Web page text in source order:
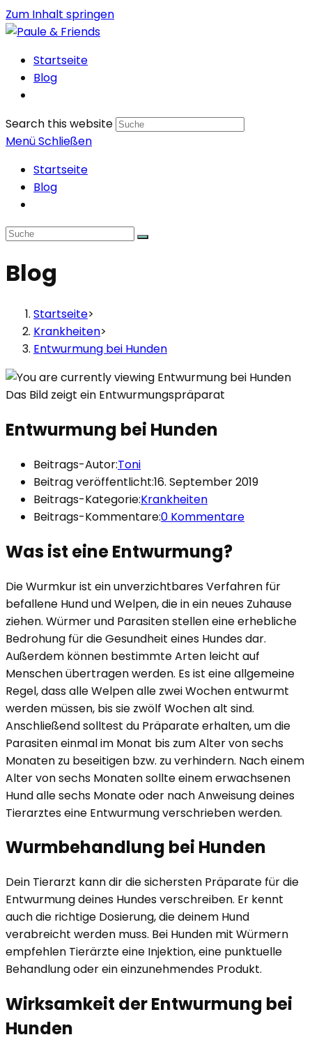
Zum Inhalt springen
Startseite
Blog
Search this website
MenüSchließen
Startseite
Blog
Blog
Startseite>
Krankheiten>
Entwurmung bei Hunden
Das Bild zeigt ein Entwurmungspräparat
Entwurmung bei Hunden
Beitrags-Autor:Toni
Beitrag veröffentlicht:16. September 2019
Beitrags-Kategorie:Krankheiten
Beitrags-Kommentare:0 Kommentare
Was ist eine Entwurmung?
Die Wurmkur ist ein unverzichtbares Verfahren für
befallene Hund und Welpen, die in ein neues Zuhause
ziehen. Würmer und Parasiten stellen eine erhebliche
Bedrohung für die Gesundheit eines Hundes dar.
Außerdem können bestimmte Arten leicht auf
Menschen übertragen werden. Es ist eine allgemeine
Regel, dass alle Welpen alle zwei Wochen entwurmt
werden müssen, bis sie zwölf Wochen alt sind.
Anschließend solltest du Präparate erhalten, um die
Parasiten einmal im Monat bis zum Alter von sechs
Monaten zu beseitigen bzw. zu verhindern. Nach einem
Alter von sechs Monaten sollte einem erwachsenen
Hund alle sechs Monate oder nach Anweisung deines
Tierarztes eine Entwurmung verschrieben werden.
Wurmbehandlung bei Hunden
Dein Tierarzt kann dir die sichersten Präparate für die
Entwurmung deines Hundes verschreiben. Er kennt
auch die richtige Dosierung, die deinem Hund
verabreicht werden muss. Bei Hunden mit Würmern
empfehlen Tierärzte eine Injektion, eine punktuelle
Behandlung oder ein einzunehmendes Produkt.
Wirksamkeit der Entwurmung bei
Hunden